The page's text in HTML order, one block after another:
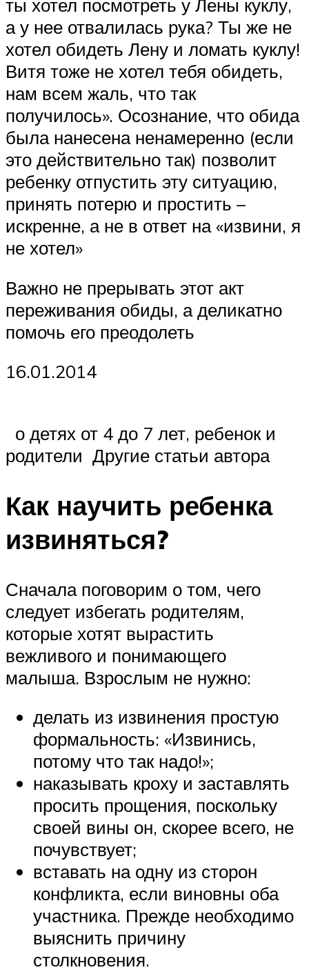
ты хотел посмотреть у Лены куклу,
а у нее отвалилась рука? Ты же не
хотел обидеть Лену и ломать куклу!
Витя тоже не хотел тебя обидеть,
нам всем жаль, что так
получилось». Осознание, что обида
была нанесена ненамеренно (если
это действительно так) позволит
ребенку отпустить эту ситуацию,
принять потерю и простить –
искренне, а не в ответ на «извини, я
не хотел»
Важно не прерывать этот акт
переживания обиды, а деликатно
помочь его преодолеть
16.01.2014
о детях от 4 до 7 лет, ребенок и
родители Другие статьи автора
Как научить ребенка
извиняться?
Сначала поговорим о том, чего
следует избегать родителям,
которые хотят вырастить
вежливого и понимающего
малыша. Взрослым не нужно:
делать из извинения простую
формальность: «Извинись,
потому что так надо!»;
наказывать кроху и заставлять
просить прощения, поскольку
своей вины он, скорее всего, не
почувствует;
вставать на одну из сторон
конфликта, если виновны оба
участника. Прежде необходимо
выяснить причину
столкновения.